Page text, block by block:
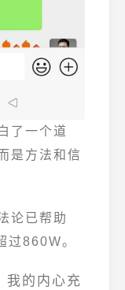
了一个道
是方法和信
论已帮助
过860W。
我的内心充